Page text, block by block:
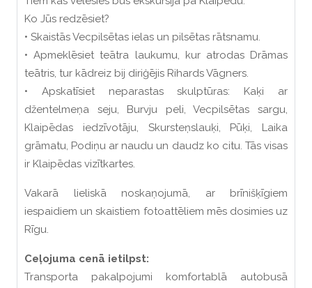
Ko Jūs redzēsiet?
• Skaistās Vecpilsētas ielas un pilsētas rātsnamu.
• Apmeklēsiet teātra laukumu, kur atrodas Drāmas
teātris, tur kādreiz bij diriģējis Rihards Vāgners.
• Apskatīsiet neparastas skulptūras: Kaķi ar
džentelmeņa seju, Burvju peli, Vecpilsētas sargu,
Klaipēdas iedzīvotāju, Skursteņslauķi, Pūķi, Laika
grāmatu, Podiņu ar naudu un daudz ko citu. Tās visas
ir Klaipēdas vizītkartes.
Vakarā lieliskā noskaņojumā, ar brīnišķīgiem
iespaidiem un skaistiem fotoattēliem mēs dosimies uz
Rīgu.
Ceļojuma cenā ietilpst:
Transporta pakalpojumi komfortablā autobusā